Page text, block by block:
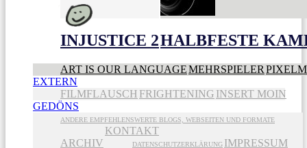
INJUSTICE 2HALBFESTE
ART IS OUR LANGUAGEMEHRSPIELER
EXTERN
FILMFLAUSCH FRIGHTENING INSERT MOIN
GEDÖNS
ANDERE EMPFEHLENSWERTE BLOGS, WEBSEITEN UND FORMATE
ARCHIV
KONTAKT
DATENSCHUTZERKLÄRUNG IMPRESSUM